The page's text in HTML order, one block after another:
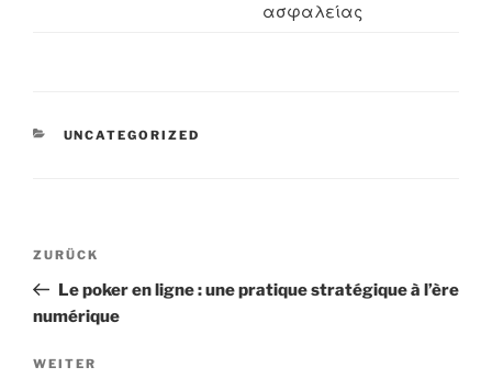
ασφαλείας
KATEGORIEN
UNCATEGORIZED
Beitragsnavigation
Vorheriger
Beitrag
ZURÜCK
Le poker en ligne : une pratique stratégique à l’ère
numérique
Nächster
WEITER